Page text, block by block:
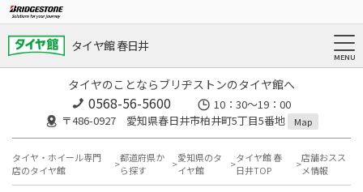
タイヤ館 春日井
タイヤのことならブリヂストンのタイヤ館へ
0568-56-5600
10：30～19：00
〒486-0927 愛知県春日井市柏井町5丁目5番地
Map
タイヤ・ホイール専門
店のタイヤ館
都道府県か
ら探す
愛知県のタ
イヤ館
タイヤ館 春
日井TOP
店舗おスス
メ情報